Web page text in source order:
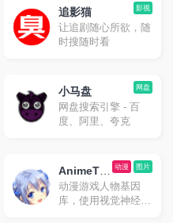
影视
追影猫
让追剧随心所欲，随
时搜随时看
网盘
小马盘
网盘搜索引擎 - 百
度、阿里、夸克
图片
动漫
AnimeTra
ce
动漫游戏人物基因
库，使用视觉神经网